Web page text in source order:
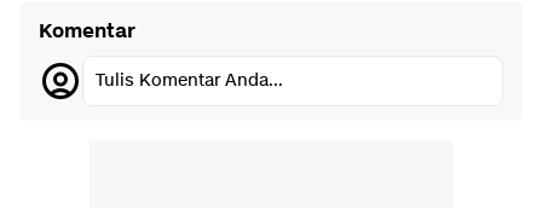
Komentar
Tulis Komentar Anda...